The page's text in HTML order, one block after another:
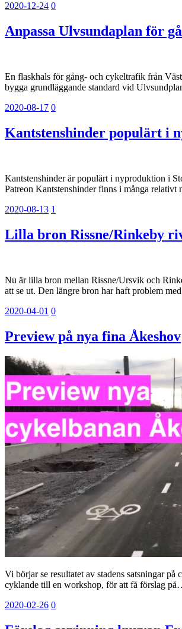
2020-12-24 0
Anpassa Ulvsundaplan för
En flaskhals för gång- och cykeltrafik från
bygga grundläggande standard vid
2020-08-17 0
Kantstenshinder populärt i
Kantstenshinder är populärt i nyproduktion i
Patreon Kantstenshinder finns i många
2020-08-13 1
Lilla bron Rissne/Rinkeby
Nu är lilla bron mellan Rissne/Ursvik och
att se ut. Den längre bron har haft problem
2020-04-01 0
Preview på nya fina Åkeshov
Vi börjar se resultatet av stadens satsningar
cyklande till en workshop, för att få förslag
2020-02-26 0